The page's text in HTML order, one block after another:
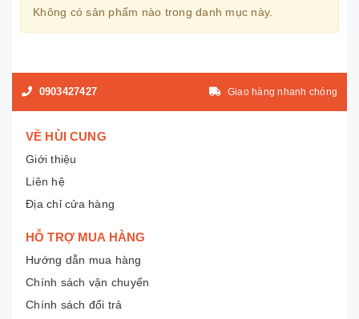
Không có sản phẩm nào trong danh mục này.
0903427427 Giao hàng nhanh chóng
VỀ HÙI CUNG
Giới thiệu
Liên hệ
Địa chỉ cửa hàng
HỖ TRỢ MUA HÀNG
Hướng dẫn mua hàng
Chính sách vận chuyển
Chính sách đổi trả